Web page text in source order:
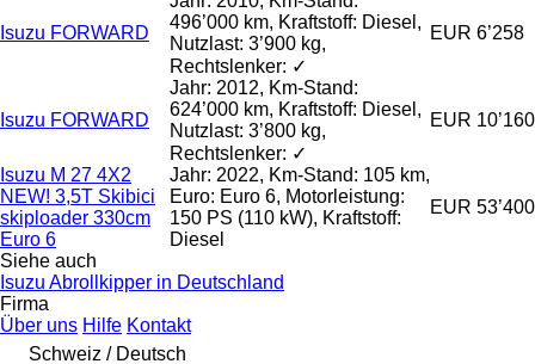
Isuzu FORWARD
496’000 km, Kraftstoff: Diesel,
Nutzlast: 3’900 kg,
Rechtslenker: ✓
EUR 6’258
Isuzu FORWARD
Jahr: 2012, Km-Stand:
624’000 km, Kraftstoff: Diesel,
Nutzlast: 3’800 kg,
Rechtslenker: ✓
EUR 10’160
Isuzu M 27 4X2
NEW! 3,5T Skibici
skiploader 330cm
Euro 6
Jahr: 2022, Km-Stand: 105 km,
Euro: Euro 6, Motorleistung:
150 PS (110 kW), Kraftstoff:
Diesel
EUR 53’400
Siehe auch
Isuzu Abrollkipper in Deutschland
Firma
Über uns Hilfe Kontakt
Schweiz / Deutsch